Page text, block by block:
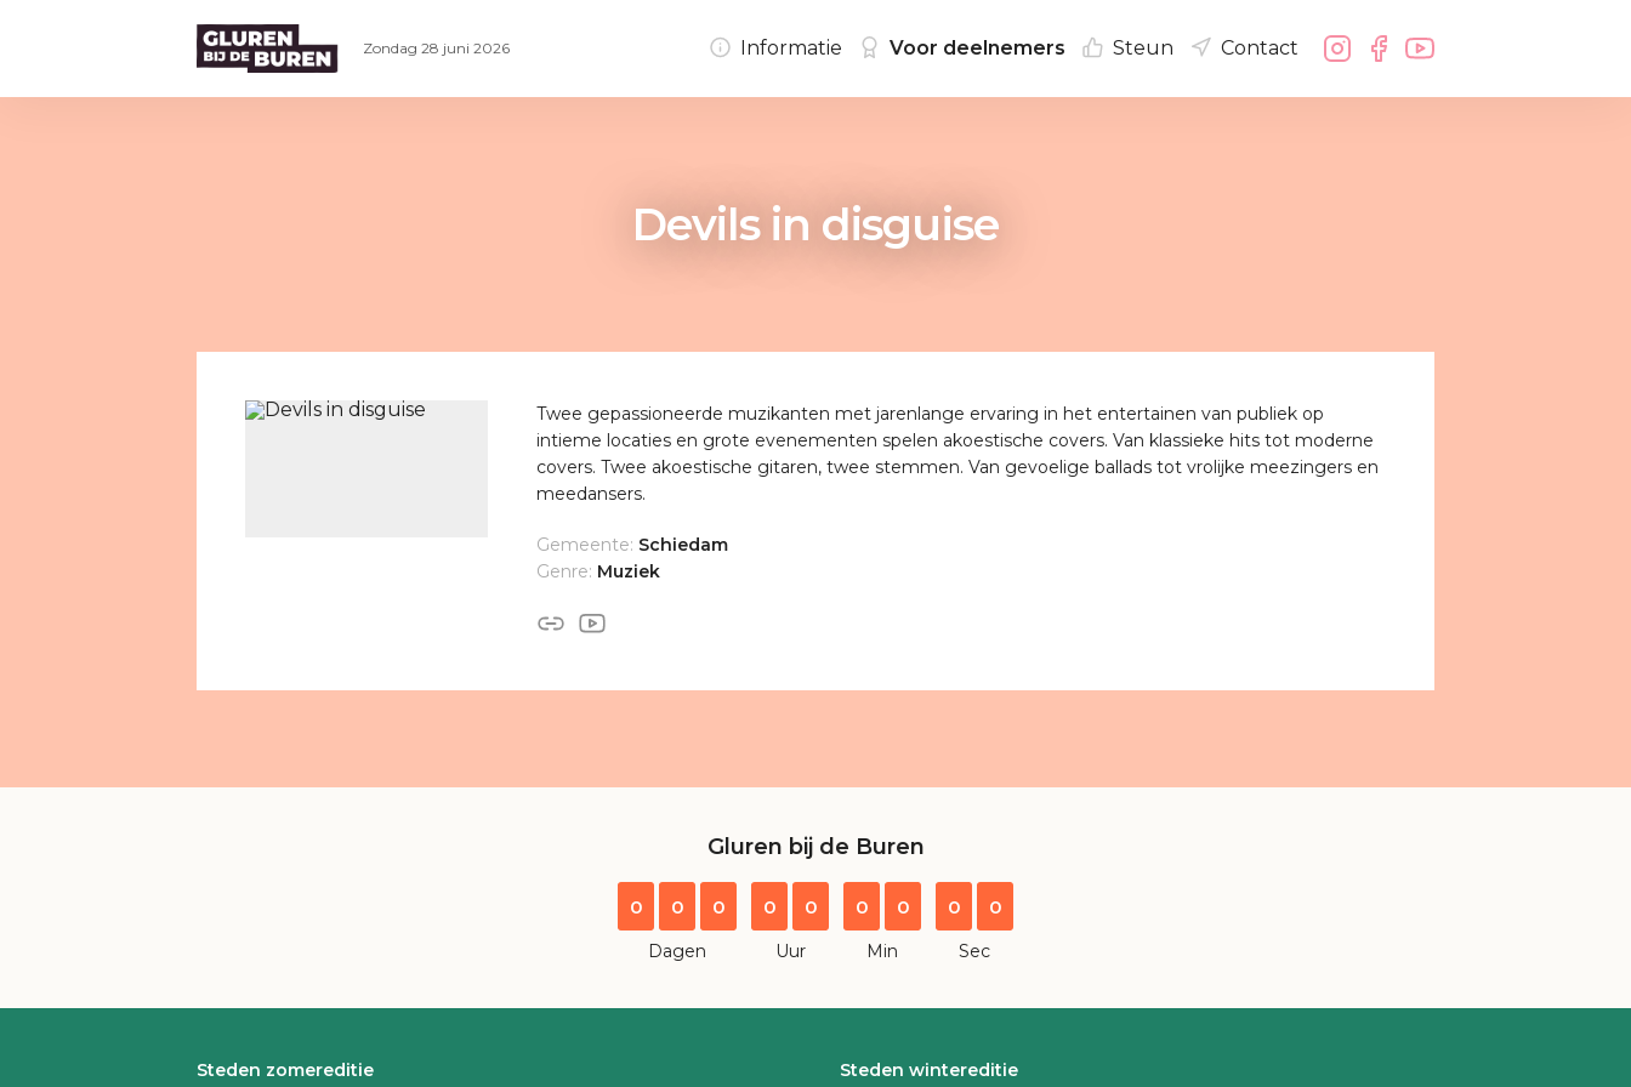
Devils in disguise
Twee gepassioneerde muzikanten met jarenlange ervaring in het entertainen van publiek op
intieme locaties en grote evenementen spelen akoestische covers. Van klassieke hits tot moderne
covers. Twee akoestische gitaren, twee stemmen. Van gevoelige ballads tot vrolijke meezingers en
meedansers.
Gemeente: Schiedam
Genre: Muziek
Gluren bij de Buren
0 0 0
Dagen
0 0
Uur
0 0
Min
0 0
Sec
Steden zomereditie Steden wintereditie
Zondag 28 juni 2026 Informatie Voor deelnemers Steun Contact